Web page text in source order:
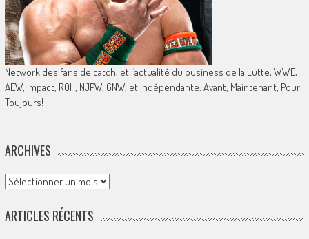
Network des fans de catch, et l’actualité du business de la Lutte, WWE,
AEW, Impact, ROH, NJPW, GNW, et Indépendante. Avant, Maintenant, Pour
Toujours!
ARCHIVES
Archives
ARTICLES RÉCENTS